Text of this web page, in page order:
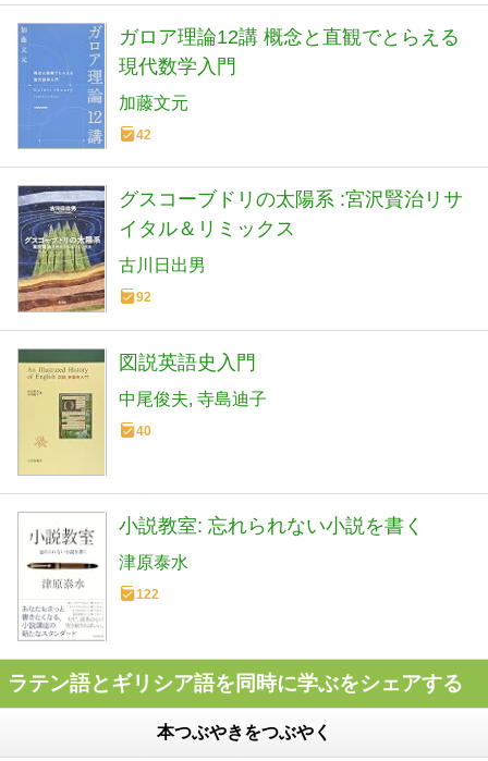
ガロア理論12講 概念と直観でとらえる
現代数学入門
加藤文元
42
グスコーブドリの太陽系 :宮沢賢治リサ
イタル＆リミックス
古川日出男
92
図説英語史入門
中尾俊夫 寺島迪子
40
小説教室: 忘れられない小説を書く
津原泰水
122
ラテン語とギリシア語を同時に学ぶをシェアする
本つぶやきをつぶやく